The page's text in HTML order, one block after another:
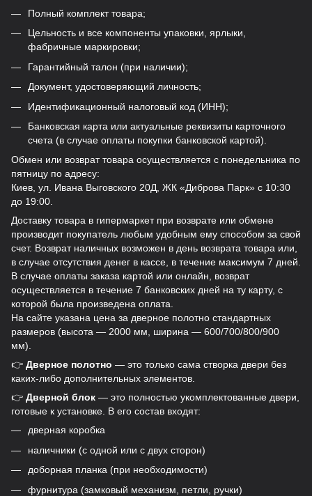
Полный комплект товара;
Цельность и все компоненты упаковки, ярлыки,
фабричные маркировки;
Гарантийный талон (при наличии);
Документ, удостоверяющий личность;
Идентификационный налоговый код (ИНН);
Банковская карта или актуальные реквизиты карточного
счета (в случае оплаты покупки банковской картой).
Обмен или возврат товара осуществляется с понедельника по
пятницу по адресу:
Киев, ул. Ивана Выговского 20Д, ЖК «Диброва Парк» с 10:30
до 19:00.
Доставку товара в гипермаркет при возврате или обмене
производит покупатель любым удобным ему способом за свой
счет. Возврат наличных возможен в день возврата товара или,
в случае отсутствия денег в кассе, в течение максимум 7 дней.
В случае оплаты заказа картой или онлайн, возврат
осуществляется в течение 7 банковских дней на ту карту, с
которой была произведена оплата.
На сайте указана цена за дверное полотно стандартных
размеров (высота — 2000 мм, ширина — 600/700/800/900
мм).
👉 Дверное полотно — это только сама створка двери без
каких-либо дополнительных элементов.
👉 Дверной блок — это полностью укомплектованные двери,
готовые к установке. В его состав входят:
дверная коробка
наличники (с одной или с двух сторон)
доборная планка (при необходимости)
фурнитура (замковый механизм, петли, ручки)